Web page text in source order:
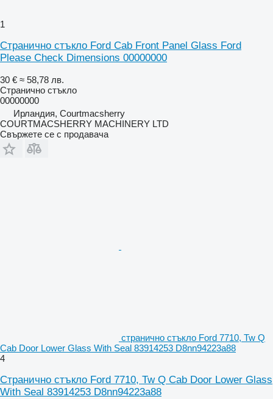
1
Странично стъкло Ford Cab Front Panel Glass Ford
Please Check Dimensions 00000000
30 € ≈ 58,78 лв.
Странично стъкло
00000000
Ирландия, Courtmacsherry
COURTMACSHERRY MACHINERY LTD
Свържете се с продавача
странично стъкло Ford 7710, Tw Q
Cab Door Lower Glass With Seal 83914253 D8nn94223a88
4
Странично стъкло Ford 7710, Tw Q Cab Door Lower Glass
With Seal 83914253 D8nn94223a88